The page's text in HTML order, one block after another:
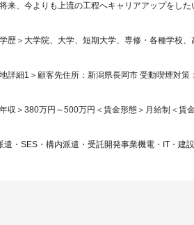
将来、今よりも上流の工程へキャリアアップをし
歴＞大学院、大学、短期大学、専修・各種学校
詳細1＞顧客先住所：新潟県長岡市 受動喫煙対
収＞380万円～500万円＜賃金形態＞月給制＜
遣・SES・構内派遣・受託開発事業機電・IT・建